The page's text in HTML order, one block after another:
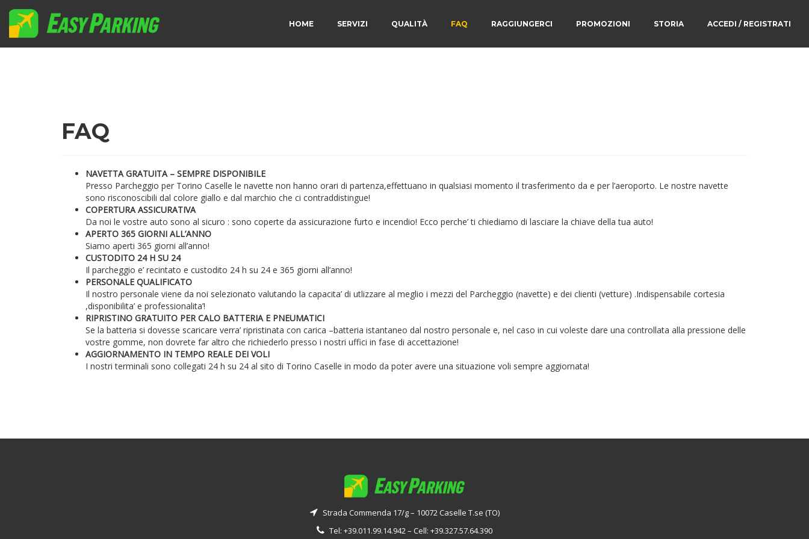
HOME SERVIZI QUALITÀ FAQ RAGGIUNGERCI PROMOZIONI STORIA ACCEDI / REGISTRATI
FAQ
NAVETTA GRATUITA – SEMPRE DISPONIBILE
Presso Parcheggio per Torino Caselle le navette non hanno orari di partenza,effettuano in qualsiasi momento il trasferimento da e per l’aeroporto. Le nostre navette
sono risconoscibili dal colore giallo e dal marchio che ci contraddistingue!
COPERTURA ASSICURATIVA
Da noi le vostre auto sono al sicuro : sono coperte da assicurazione furto e incendio! Ecco perche’ ti chiediamo di lasciare la chiave della tua auto!
APERTO 365 GIORNI ALL’ANNO
Siamo aperti 365 giorni all’anno!
CUSTODITO 24 H SU 24
Il parcheggio e’ recintato e custodito 24 h su 24 e 365 giorni all’anno!
PERSONALE QUALIFICATO
Il nostro personale viene da noi selezionato valutando la capacita’ di utlizzare al meglio i mezzi del Parcheggio (navette) e dei clienti (vetture) .Indispensabile cortesia
,disponibilita’ e professionalita’!
RIPRISTINO GRATUITO PER CALO BATTERIA E PNEUMATICI
Se la batteria si dovesse scaricare verra’ ripristinata con carica –batteria istantaneo dal nostro personale e, nel caso in cui voleste dare una controllata alla pressione delle
vostre gomme, non dovrete far altro che richiederlo presso i nostri uffici in fase di accettazione!
AGGIORNAMENTO IN TEMPO REALE DEI VOLI
I nostri terminali sono collegati 24 h su 24 al sito di Torino Caselle in modo da poter avere una situazione voli sempre aggiornata!
Strada Commenda 17/g – 10072 Caselle T.se (TO)
Tel: +39.011.99.14.942 – Cell: +39.327.57.64.390